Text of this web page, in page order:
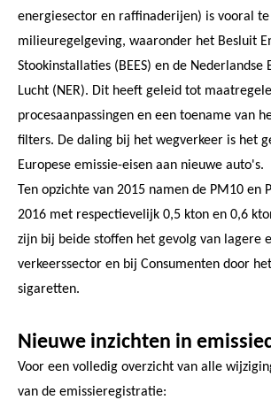
energiesector en raffinaderijen) is vooral te
milieuregelgeving, waaronder het Besluit
Stookinstallaties (BEES) en de Nederlandse
Lucht (NER). Dit heeft geleid tot
procesaanpassingen en een toename van
filters. De daling bij het wegverkeer is het
Europese emissie-eisen aan nieuwe auto's.
Ten opzichte van 2015 namen de PM10 en
2016 met respectievelijk 0,5 kton en 0,6
zijn bij beide stoffen het gevolg van lagere
verkeerssector en bij Consumenten door
sigaretten.
Nieuwe inzichten in
Voor een volledig overzicht van alle
van de emissieregistratie: